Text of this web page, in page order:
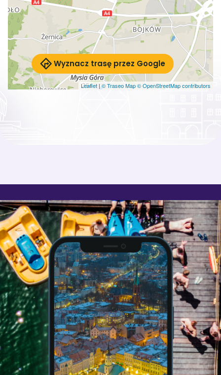
Leaflet | © Traseo Map© OpenStreetMap contributors
Wyznacz trasę przez Google